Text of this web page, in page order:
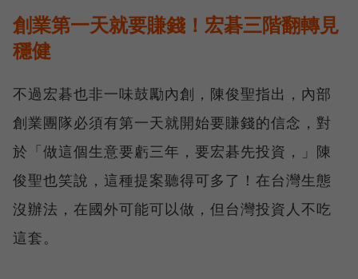
創業第一天就要賺錢！宏碁三階翻轉見
穩健
不過宏碁也非一味鼓勵內創，陳俊聖指出，內部
創業團隊必須有第一天就開始要賺錢的信念，對
於「做這個生意要虧三年，要宏碁先投資，」陳
俊聖也笑說，這種提案聽得可多了！在台灣生態
沒辦法，在國外可能可以做，但台灣投資人不吃
這套。